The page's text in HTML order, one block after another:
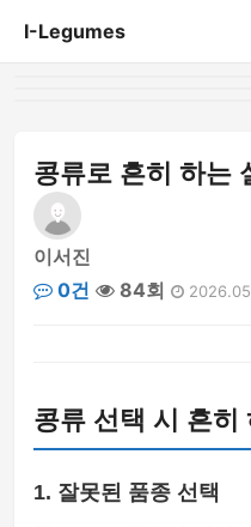
I-Legumes
콩류로 흔히 하는
이서진
0건
84회
콩류 선택 시 흔히
1. 잘못된 품종 선택